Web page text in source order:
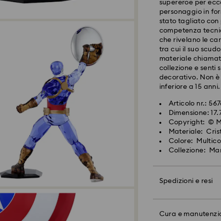
supereroe per
personaggio in
stato tagliato con
competenza
che rivelano le
tra cui il suo
materiale
collezione e senti
decorativo. Non
inferiore a 15 anni.
Articolo nr.:
Dimensione:
Copyright: ©
Materiale:
Colore:
Collezione:
Spedizioni e resi
Spedizione
Gli ordini inoltrati
verranno
Tempi di
spedizione
Costo di
Spedizione
Swarovski non è
indirizzi APO/
fino alla ricezione
Per i prodotti
e che riceverai
politica relativa ai
Cura e
Il cristallo
maneggiato con
Swarovski
tempo
morbido per
nuotare e/o
ridurre la durata
confezione